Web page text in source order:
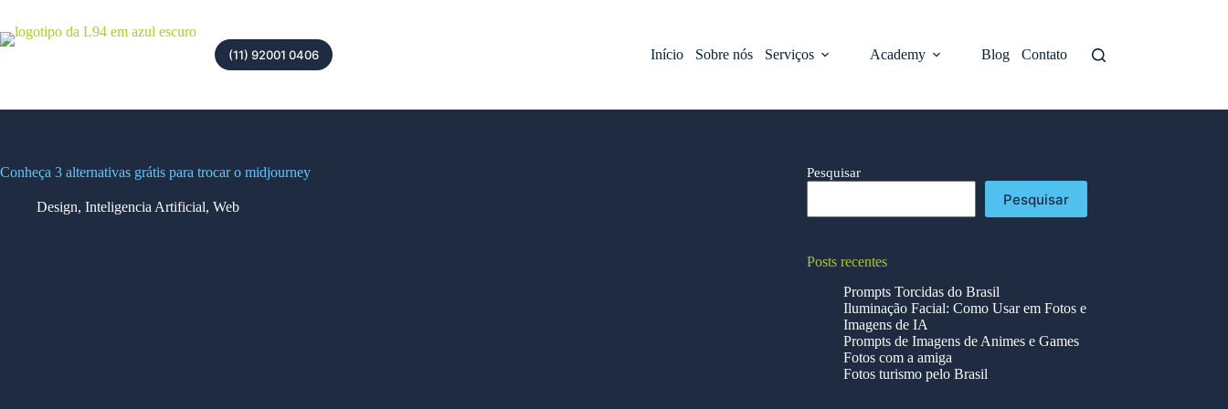
(11) 92001 0406 Início Sobre nós Serviços Academy Blog Contato
Conheça 3 alternativas grátis para trocar o midjourney
Design, Inteligencia Artificial, Web
Pesquisar
Pesquisar
Posts recentes
Prompts Torcidas do Brasil
Iluminação Facial: Como Usar em Fotos e
Imagens de IA
Prompts de Imagens de Animes e Games
Fotos com a amiga
Fotos turismo pelo Brasil